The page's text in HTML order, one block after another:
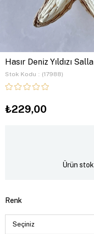
Hasır Deniz Yıldızı
Stok Kodu (17988)
₺229,00
Ürün
Renk